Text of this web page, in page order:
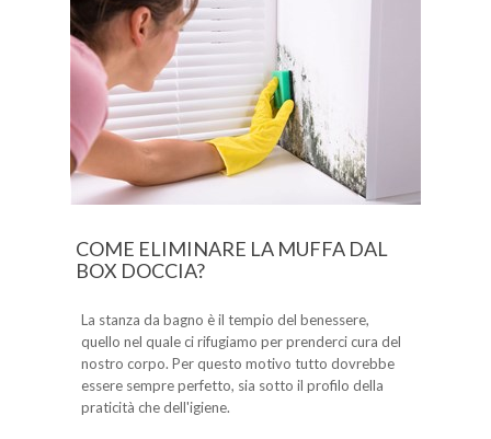
COME ELIMINARE LA MUFFA DAL
BOX DOCCIA?
La stanza da bagno è il tempio del benessere,
quello nel quale ci rifugiamo per prenderci cura del
nostro corpo. Per questo motivo tutto dovrebbe
essere sempre perfetto, sia sotto il profilo della
praticità che dell'igiene.